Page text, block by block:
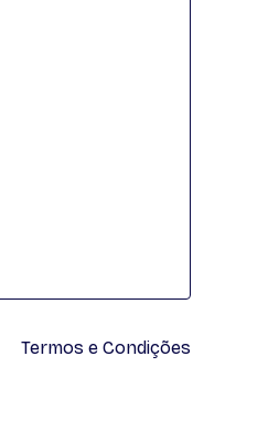
Termos e Condições